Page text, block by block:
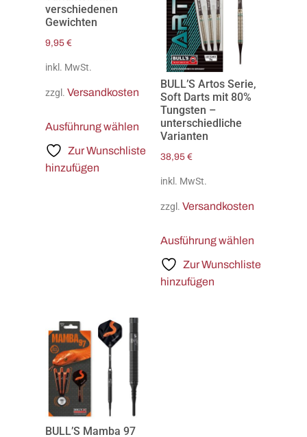
verschiedenen
Gewichten
9,95 €
inkl. MwSt.
zzgl. Versandkosten
Ausführung wählen
Zur Wunschliste
hinzufügen
BULL’S Artos Serie,
Soft Darts mit 80%
Tungsten –
unterschiedliche
Varianten
38,95 €
inkl. MwSt.
zzgl. Versandkosten
Ausführung wählen
Zur Wunschliste
hinzufügen
BULL’S Mamba 97